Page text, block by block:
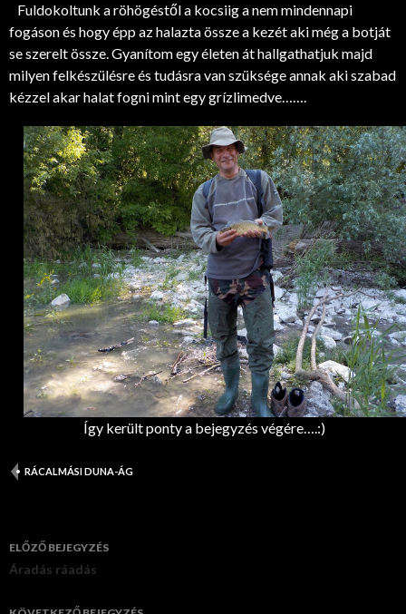
Fuldokoltunk a röhögéstől a kocsiig a nem mindennapi
fogáson és hogy épp az halazta össze a kezét aki még a botját
se szerelt össze. Gyanítom egy életen át hallgathatjuk majd
milyen felkészülésre és tudásra van szüksége annak aki szabad
kézzel akar halat fogni mint egy grízlimedve…….
Így került ponty a bejegyzés végére….:)
RÁCALMÁSI DUNA-ÁG
Bejegyzés
navigáció
ELŐZŐ BEJEGYZÉS
Áradás ráadás